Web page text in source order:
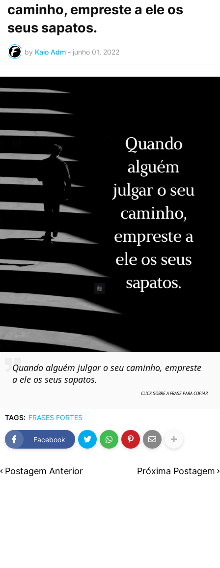
caminho, empreste a ele os
seus sapatos.
by Kaio Adm - junho 01, 2022
Quando alguém julgar o seu caminho, empreste
a ele os seus sapatos.
TAGS: FRASES FORTES
Facebook
Postagem Anterior Próxima Postagem